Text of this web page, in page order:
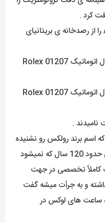
کرد .
وی در سال ۱۹۱۴ گوهینامه ی دقت A را از رصدخانه ی بریتانیای
.
اسم برند رولکس رو نشنیده
باشد. یک برند شناخته شده با قدمتی حدود 120 سال که نمیشود
کاملاً تخصصی در جهت
و به جرأت میشه گفت
ساعت های لوکس در